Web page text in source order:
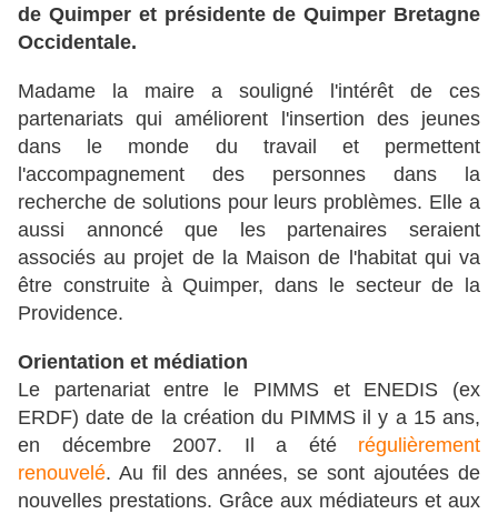
de Quimper et présidente de Quimper Bretagne
Occidentale.
Madame la maire a souligné l'intérêt de ces
partenariats qui améliorent l'insertion des jeunes
dans le monde du travail et permettent
l'accompagnement des personnes dans la
recherche de solutions pour leurs problèmes. Elle a
aussi annoncé que les partenaires seraient
associés au projet de la Maison de l'habitat qui va
être construite à Quimper, dans le secteur de la
Providence.
Orientation et médiation
Le partenariat entre le PIMMS et ENEDIS (ex
ERDF) date de la création du PIMMS il y a 15 ans,
en décembre 2007. Il a été régulièrement
renouvelé. Au fil des années, se sont ajoutées de
nouvelles prestations. Grâce aux médiateurs et aux